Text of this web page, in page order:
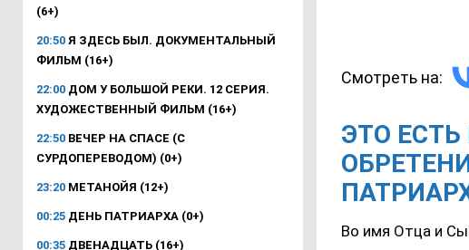
(6+)
20:50 Я ЗДЕСЬ БЫЛ. ДОКУМЕНТАЛЬНЫЙ
ФИЛЬМ (16+)
22:00 ДОМ У БОЛЬШОЙ РЕКИ. 12 СЕРИЯ.
ХУДОЖЕСТВЕННЫЙ ФИЛЬМ (16+)
22:50 ВЕЧЕР НА СПАСЕ (С
СУРДОПЕРЕВОДОМ) (0+)
23:20 МЕТАНОЙЯ (12+)
00:25 ДЕНЬ ПАТРИАРХА (0+)
00:35 ДВЕНАДЦАТЬ (16+)
Смотреть на:
ЭТО
Во имя Отца и